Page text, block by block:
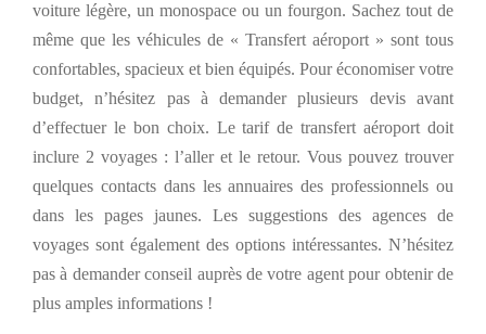
voiture légère, un monospace ou un fourgon. Sachez tout de
même que les véhicules de « Transfert aéroport » sont tous
confortables, spacieux et bien équipés. Pour économiser votre
budget, n’hésitez pas à demander plusieurs devis avant
d’effectuer le bon choix. Le tarif de transfert aéroport doit
inclure 2 voyages : l’aller et le retour. Vous pouvez trouver
quelques contacts dans les annuaires des professionnels ou
dans les pages jaunes. Les suggestions des agences de
voyages sont également des options intéressantes. N’hésitez
pas à demander conseil auprès de votre agent pour obtenir de
plus amples informations !